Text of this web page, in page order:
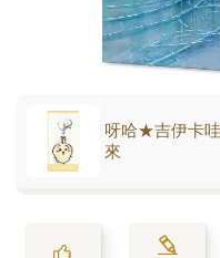
呀哈★吉伊卡
來